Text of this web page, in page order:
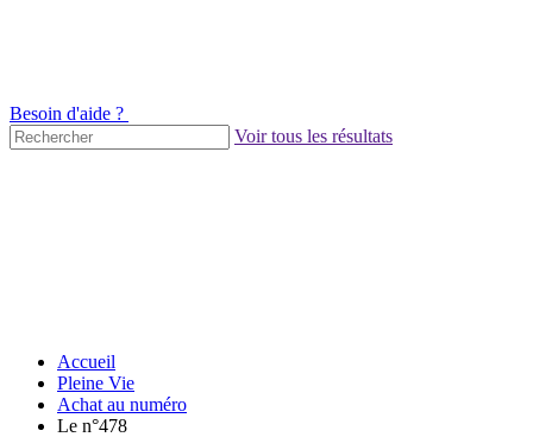
Besoin d'aide ?
Voir tous les résultats
Accueil
Pleine Vie
Achat au numéro
Le n°478